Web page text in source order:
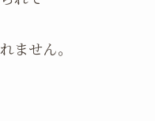
ません。